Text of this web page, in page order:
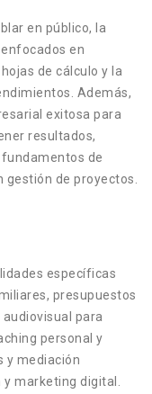
en público, la
en
de cálculo y la
Además,
exitosa para
resultados,
de
gestión de proyectos.
específicas
presupuestos
para
personal y
y mediación
y marketing digital.